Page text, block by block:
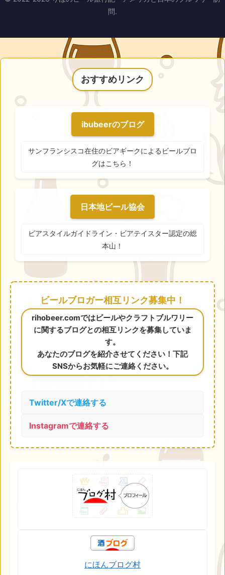
問.
おすすめリンク
ibubeerのブログ
サンフランシスコ在住のビアギークによるビールブロ
グはこちら！
日本地ビール協会
ビアスタイルガイドライン・ビアテイスター認定の総
本山！
ビールブロガー相互リンク募集中！
rihobeer.comではビールやクラフトブルワリー
に関するブログとの相互リンクを募集していま
す。
あなたのブログを紹介させてください！下記
SNSからお気軽にご連絡ください。
Twitter/Xで連絡する
Instagramで連絡する
にほんブログ村